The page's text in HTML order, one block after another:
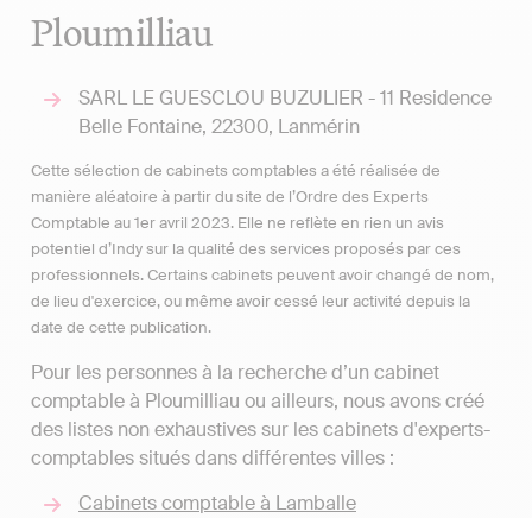
Ploumilliau
SARL LE GUESCLOU BUZULIER - 11 Residence
Belle Fontaine, 22300, Lanmérin
Cette sélection de cabinets comptables a été réalisée de
manière aléatoire à partir du site de l’Ordre des Experts
Comptable au 1er avril 2023. Elle ne reflète en rien un avis
potentiel d’Indy sur la qualité des services proposés par ces
professionnels. Certains cabinets peuvent avoir changé de nom,
de lieu d'exercice, ou même avoir cessé leur activité depuis la
date de cette publication.
Pour les personnes à la recherche d’un cabinet
comptable à Ploumilliau ou ailleurs, nous avons créé
des listes non exhaustives sur les cabinets d'experts-
comptables situés dans différentes villes :
Cabinets comptable à Lamballe